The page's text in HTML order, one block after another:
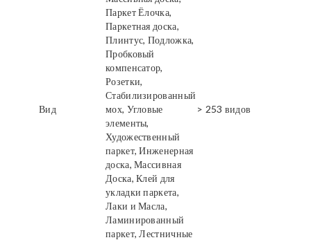
Вид
Паркет Ёлочка,
Паркетная доска,
Плинтус, Подложка,
Пробковый
компенсатор,
Розетки,
Стабилизированный
мох, Угловые
элементы,
Художественный
паркет, Инженерная
доска, Массивная
Доска, Клей для
укладки паркета,
Лаки и Масла,
Ламинированный
паркет, Лестничные
> 253 видов